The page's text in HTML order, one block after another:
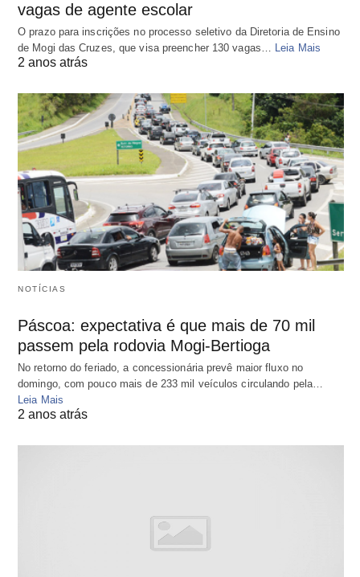
vagas de agente escolar
O prazo para inscrições no processo seletivo da Diretoria de Ensino
de Mogi das Cruzes, que visa preencher 130 vagas… Leia Mais
2 anos atrás
NOTÍCIAS
Páscoa: expectativa é que mais de 70 mil
passem pela rodovia Mogi-Bertioga
No retorno do feriado, a concessionária prevê maior fluxo no
domingo, com pouco mais de 233 mil veículos circulando pela…
Leia Mais
2 anos atrás